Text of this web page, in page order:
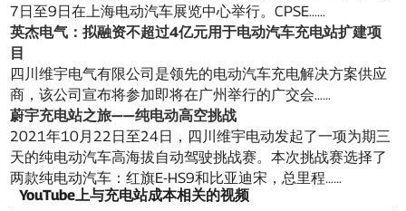
7日至9日在上海电动汽车展览中心举行。CPSE……
英杰电气：拟融资不超过4亿元用于电动汽车充电站扩建项
目
四川维宇电气有限公司是领先的电动汽车充电解决方案供应
商，该公司宣布将参加即将在广州举行的广交会……
蔚宇充电站之旅——纯电动高空挑战
2021年10月22日至24日，四川维宇电动发起了一项为期三
天的纯电动汽车高海拔自动驾驶挑战赛。本次挑战赛选择了
两款纯电动汽车：红旗E-HS9和比亚迪宋，总里程……
YouTube上与充电站成本相关的视频